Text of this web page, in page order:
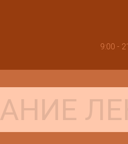
9:00 -